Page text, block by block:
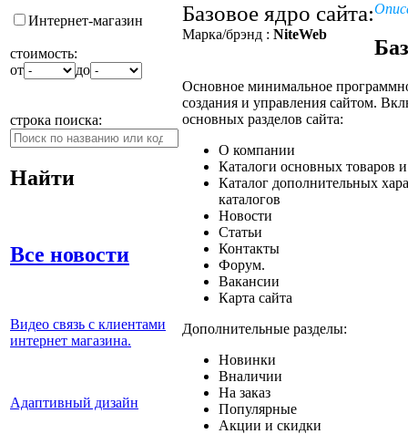
Интернет-магазин
стоимость:
от
до
строка поиска:
Найти
Все новости
Видео связь с клиентами
интернет магазина.
Адаптивный дизайн
Базовое ядро сайта:
Марка/брэнд : NiteWeb
Основное минимальное
создания и управления сайтом.
основных разделов сайта:
О компании
Каталоги основных товаров
Каталог дополнительных
каталогов
Новости
Статьи
Контакты
Форум.
Вакансии
Карта сайта
Дополнительные разделы:
Новинки
Вналичии
На заказ
Популярные
Акции и скидки